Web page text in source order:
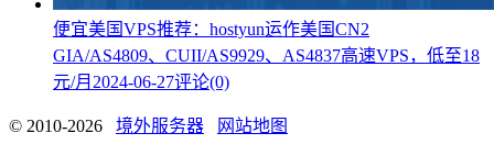
便宜美国VPS推荐：hostyun运作美国CN2
GIA/AS4809、CUII/AS9929、AS4837高速VPS，低至18
元/月 2024-06-27评论(0)
© 2010-2026 境外服务器 网站地图